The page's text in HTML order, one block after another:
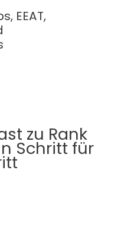
EEAT,
zu Rank
Schritt für